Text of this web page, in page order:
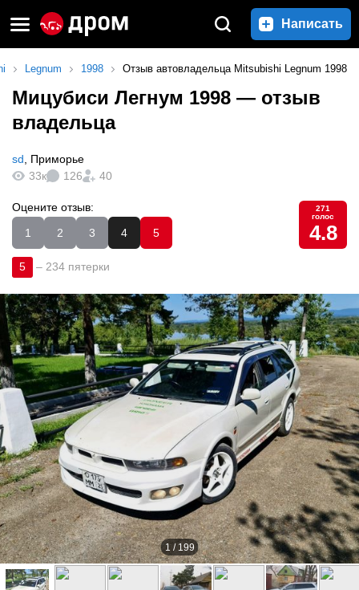
Написать
Legnum 1998 Отзыв автовладельца Mitsubishi Legnum 1998
Мицубиси Легнум 1998 — отзыв
владельца
sd
Приморье
33к
126 40
Оцените отзыв:
1
2 3 4 5
271
голос
4.8
5 – 234 пятерки
1/ 199